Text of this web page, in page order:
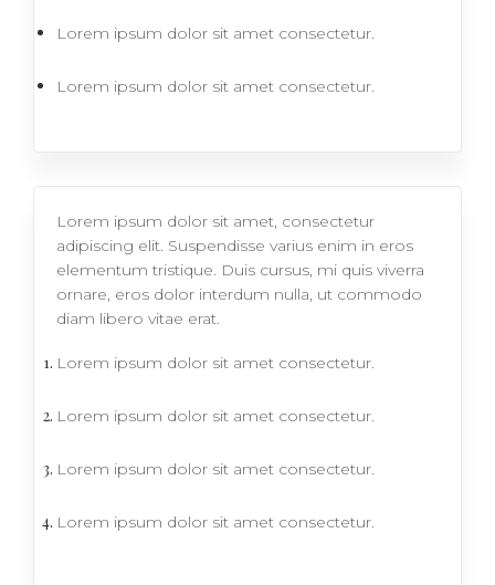
Lorem ipsum dolor sit amet consectetur.
Lorem ipsum dolor sit amet consectetur.
Lorem ipsum dolor sit amet, consectetur
adipiscing elit. Suspendisse varius enim in eros
elementum tristique. Duis cursus, mi quis viverra
ornare, eros dolor interdum nulla, ut commodo
diam libero vitae erat.
Lorem ipsum dolor sit amet consectetur.
Lorem ipsum dolor sit amet consectetur.
Lorem ipsum dolor sit amet consectetur.
Lorem ipsum dolor sit amet consectetur.